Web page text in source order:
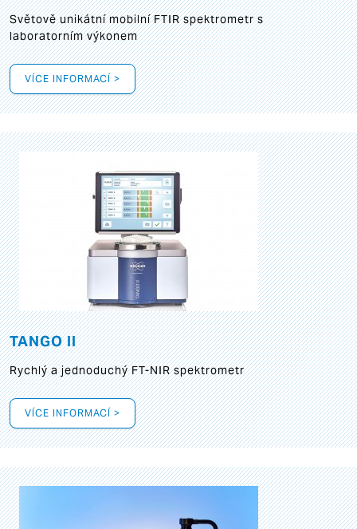
Světově unikátní mobilní FTIR spektrometr s
laboratorním výkonem
VÍCE INFORMACÍ >
TANGO II
Rychlý a jednoduchý FT-NIR spektrometr
VÍCE INFORMACÍ >